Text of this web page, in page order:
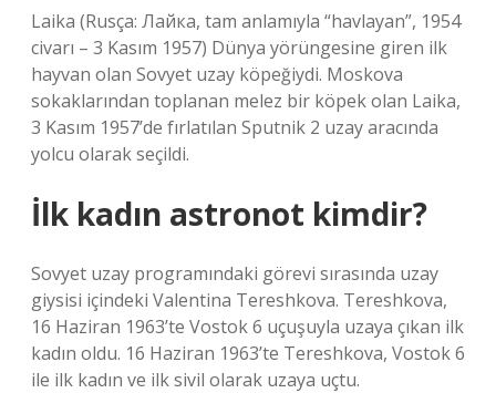
Laika (Rusça: Лайка, tam anlamıyla “havlayan”, 1954
civarı – 3 Kasım 1957) Dünya yörüngesine giren ilk
hayvan olan Sovyet uzay köpeğiydi. Moskova
sokaklarından toplanan melez bir köpek olan Laika,
3 Kasım 1957’de fırlatılan Sputnik 2 uzay aracında
yolcu olarak seçildi.
İlk kadın astronot kimdir?
Sovyet uzay programındaki görevi sırasında uzay
giysisi içindeki Valentina Tereshkova. Tereshkova,
16 Haziran 1963’te Vostok 6 uçuşuyla uzaya çıkan ilk
kadın oldu. 16 Haziran 1963’te Tereshkova, Vostok 6
ile ilk kadın ve ilk sivil olarak uzaya uçtu.